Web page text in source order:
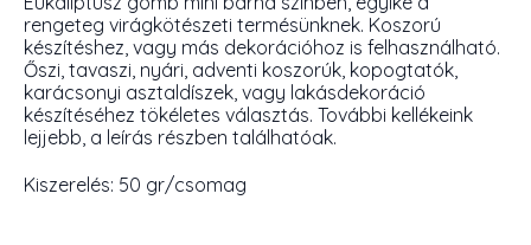
rengeteg virágkötészeti termésünknek. Koszorú
készítéshez, vagy más dekorációhoz is felhasználható.
Őszi, tavaszi, nyári, adventi koszorúk, kopogtatók,
karácsonyi asztaldíszek, vagy lakásdekoráció
készítéséhez tökéletes választás. További kellékeink
lejjebb, a leírás részben találhatóak.
Kiszerelés: 50 gr/csomag